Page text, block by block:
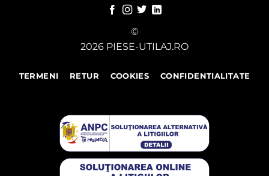
©
2026 PIESE-UTILAJ.RO
TERMENI RETUR COOKIES CONFIDENTIALITATE